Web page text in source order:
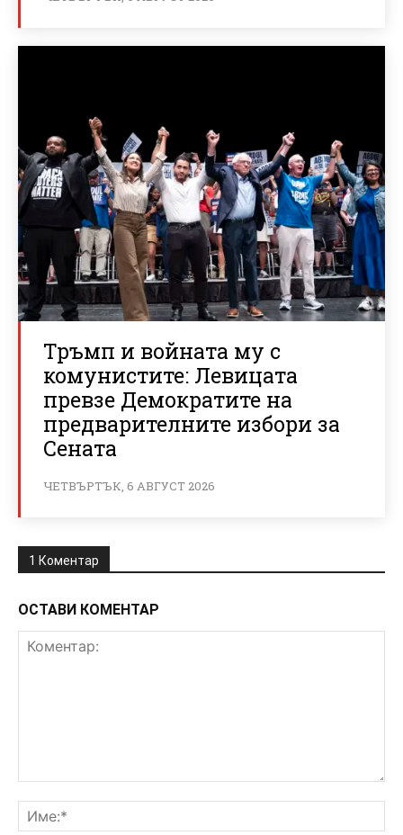
Тръмп и войната му с
комунистите: Левицата
превзе Демократите на
предварителните избори за
Сената
ЧЕТВЪРТЪК, 6 АВГУСТ 2026
1 Коментар
ОСТАВИ КОМЕНТАР